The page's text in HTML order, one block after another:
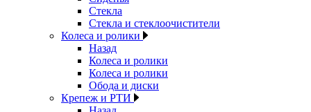
Стекла
Стекла и стеклоочистители
Колеса и ролики
Назад
Колеса и ролики
Колеса и ролики
Обода и диски
Крепеж и РТИ